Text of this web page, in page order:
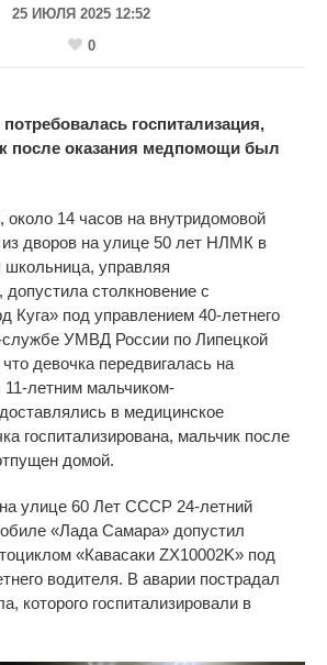
25 ИЮЛЯ 2025 12:52
0
госпитализация,
после оказания медпомощи был
14 часов на внутридомовой
из дворов на улице 50 лет НЛМК в
школьница, управляя
допустила столкновение с
Куга» под управлением 40-летнего
службе УМВД России по Липецкой
девочка передвигалась на
11-летним мальчиком-
в медицинское
госпитализирована, мальчик после
домой.
улице 60 Лет СССР 24-летний
«Лада Самара» допустил
«Кавасаки ZX10002K» под
водителя. В аварии пострадал
которого госпитализировали в